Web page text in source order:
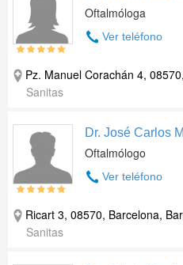
Oftalmóloga
Ver teléfono
Pz. Manuel Corachán 4,
Sanitas
Dr. José Carlos
Oftalmólogo
Ver teléfono
Ricart 3, 08570, Barcelona,
Sanitas